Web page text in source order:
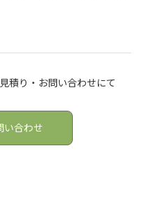
積り・お問い合わせにて
い合わせ